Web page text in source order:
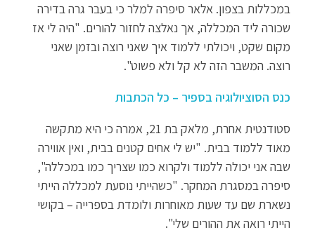
במכללות בצפון. אלאר סיפרה למלר כי בעבר גרה בדירה
שכורה ליד המכללה, אך נאלצה לחזור להורים. "היה לי אז
מקום שקט, ויכולתי ללמוד איך שאני רוצה ובזמן שאני
רוצה. המשבר הזה לא קל ולא פשוט".
כנס הסוציולוגיה בספיר – כל הכתבות
סטודנטית אחרת, מלאק בת 21, אמרה כי היא מתקשה
מאוד ללמוד בבית. "יש לי אחים קטנים בבית, ואין אווירה
שבה אני יכולה ללמוד ולקרוא כמו שצריך כמו במכללה",
סיפרה במסגרת המחקר. "כשהייתי נוסעת למכללה הייתי
נשארת שם עד שעות מאוחרות ולומדת בספרייה – בקושי
הייתי רואה את ההורים שלי".